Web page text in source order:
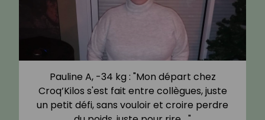
Pauline A, -34 kg : "Mon départ chez
Croq’Kilos s'est fait entre collègues, juste
un petit défi, sans vouloir et croire perdre